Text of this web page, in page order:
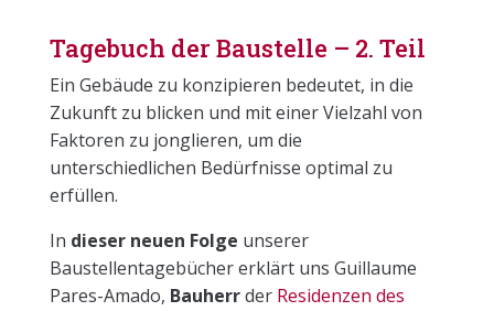
Tagebuch der Baustelle – 2. Teil
Ein Gebäude zu konzipieren bedeutet, in die
Zukunft zu blicken und mit einer Vielzahl von
Faktoren zu jonglieren, um die
unterschiedlichen Bedürfnisse optimal zu
erfüllen.
In dieser neuen Folge unserer
Baustellentagebücher erklärt uns Guillaume
Pares-Amado, Bauherrder Residenzen des